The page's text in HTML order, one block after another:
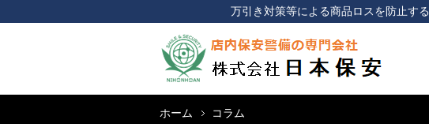
万引き対策等による商品ロスを防止する
ホーム コラム